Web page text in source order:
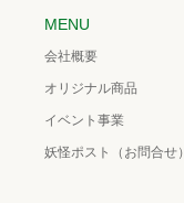
MENU
会社概要
オリジナル商品
イベント事業
妖怪ポスト（お問合せ）